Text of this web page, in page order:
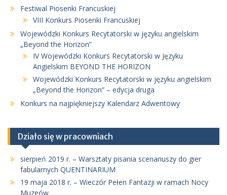
Festiwal Piosenki Francuskiej
VIII Konkurs Piosenki Francuskiej
Wojewódzki Konkurs Recytatorski w języku angielskim
„Beyond the Horizon”
IV Wojewódzki Konkurs Recytatorski w Języku
Angielskim BEYOND THE HORIZON
Wojewódzki Konkurs Recytatorski w języku angielskim
„Beyond the Horizon” – edycja druga
Konkurs na najpiękniejszy Kalendarz Adwentowy
Działo się w pracowniach
sierpień 2019 r. – Warsztaty pisania scenariuszy do gier
fabularnych QUENTINARIUM
19 maja 2018 r. – Wieczór Pełen Fantazji w ramach Nocy
Muzeów